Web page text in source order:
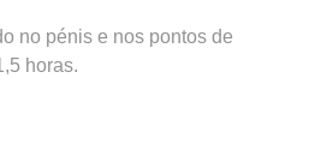
no pénis e nos pontos de
horas.